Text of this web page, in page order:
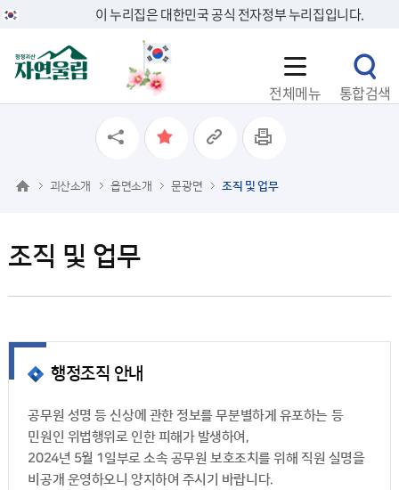
이 누리집은 대한민국 공식 전자정부 누리집입니다.
전체메뉴 통합검색
조직 및 업무
괴산소개 읍면소개 문광면 조직 및 업무
행정조직 안내
공무원 성명 등 신상에 관한 정보를 무분별하게 유포하는 등
민원인 위법행위로 인한 피해가 발생하여,
2024년 5월 1일부로 소속 공무원 보호조치를 위해 직원 실명을
비공개 운영하오니 양지하여 주시기 바랍니다.